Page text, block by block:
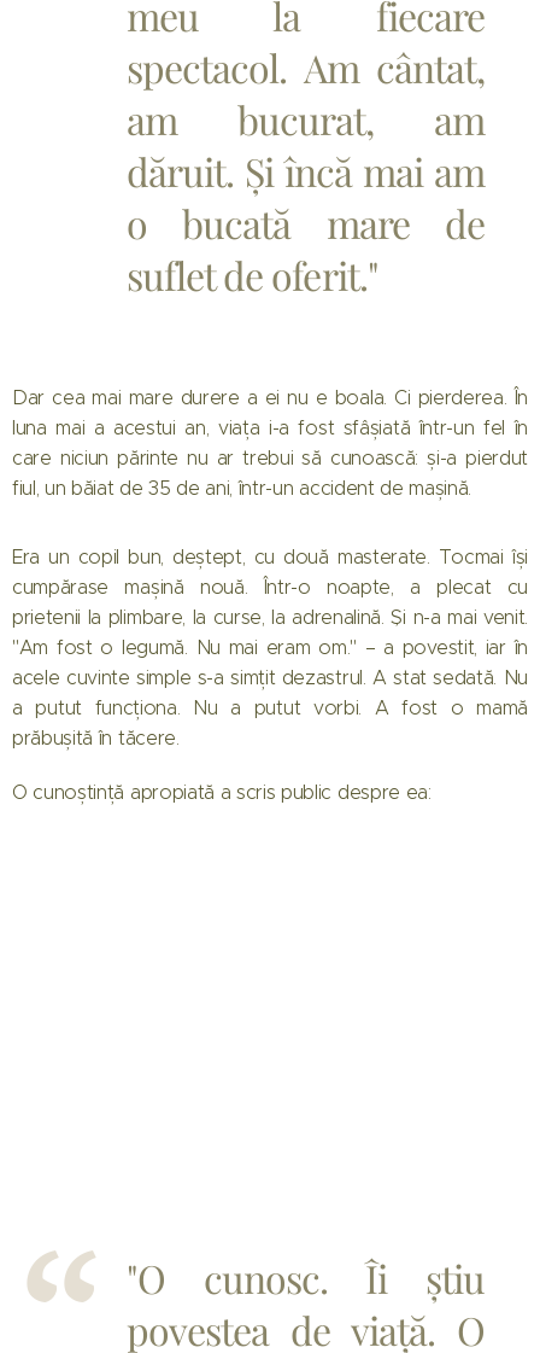
meu la fiecare
spectacol. Am cântat,
am bucurat, am
dăruit. Și încă mai am
o bucată mare de
suflet de oferit."
Dar cea mai mare durere a ei nu e boala. Ci pierderea. În
luna mai a acestui an, viața i-a fost sfâșiată într-un fel în
care niciun părinte nu ar trebui să cunoască: și-a pierdut
fiul, un băiat de 35 de ani, într-un accident de mașină.
Era un copil bun, deștept, cu două masterate. Tocmai își
cumpărase mașină nouă. Într-o noapte, a plecat cu
prietenii la plimbare, la curse, la adrenalină. Și n-a mai venit.
"Am fost o legumă. Nu mai eram om." – a povestit, iar în
acele cuvinte simple s-a simțit dezastrul. A stat sedată. Nu
a putut funcționa. Nu a putut vorbi. A fost o mamă
prăbușită în tăcere.
O cunoștință apropiată a scris public despre ea:
"O cunosc. Îi știu
povestea de viață. O